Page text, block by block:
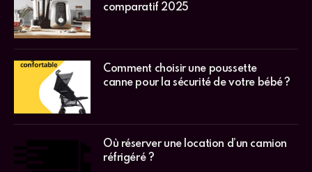
comparatif 2025
Comment choisir une poussette
canne pour la sécurité de votre bébé ?
Où réserver une location d’un camion
réfrigéré ?